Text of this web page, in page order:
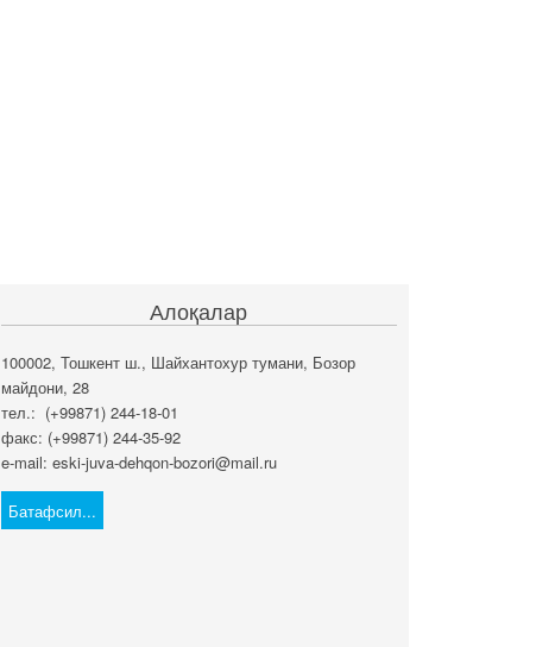
Алоқалар
100002, Тошкент ш., Шайхантохур тумани, Бозор
майдони, 28
тел.: (+99871) 244-18-01
факс: (+99871) 244-35-92
e-mail: eski-juva-dehqon-bozori@mail.ru
Батафсил...